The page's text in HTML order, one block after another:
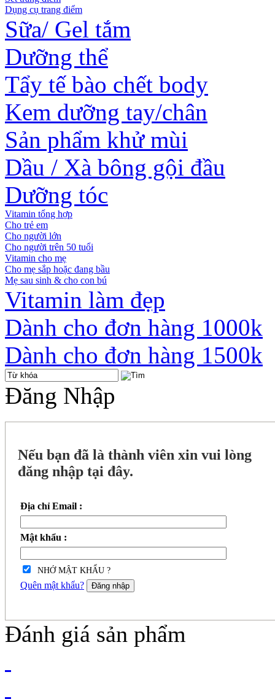
Dụng cụ trang điểm
Sữa/ Gel tắm
Dưỡng thể
Tẩy tế bào chết body
Kem dưỡng tay/chân
Sản phẩm khử mùi
Dầu / Xà bông gội đầu
Dưỡng tóc
Vitamin tổng hợp
Cho trẻ em
Cho người lớn
Cho người trên 50 tuổi
Vitamin cho mẹ
Cho mẹ sắp hoặc đang bầu
Mẹ sau sinh & cho con bú
Vitamin làm đẹp
Dành cho đơn hàng 1000k
Dành cho đơn hàng 1500k
Đăng Nhập
Nếu bạn đã là thành viên xin vui lòng
đăng nhập tại đây.
Địa chỉ Email :
Mật khẩu :
NHỚ MẬT KHẨU ?
Quên mật khẩu? Đăng nhập
Đánh giá sản phẩm